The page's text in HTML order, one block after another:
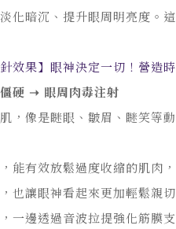
化暗沉、提升眼周明亮度。
針效果】眼神決定一切！營造
硬 ➝ 眼周肉毒注射
，像是瞇眼、皺眉、瞇笑等
能有效放鬆過度收縮的肌肉
也讓眼神看起來更加輕鬆親
一邊透過音波拉提強化筋膜